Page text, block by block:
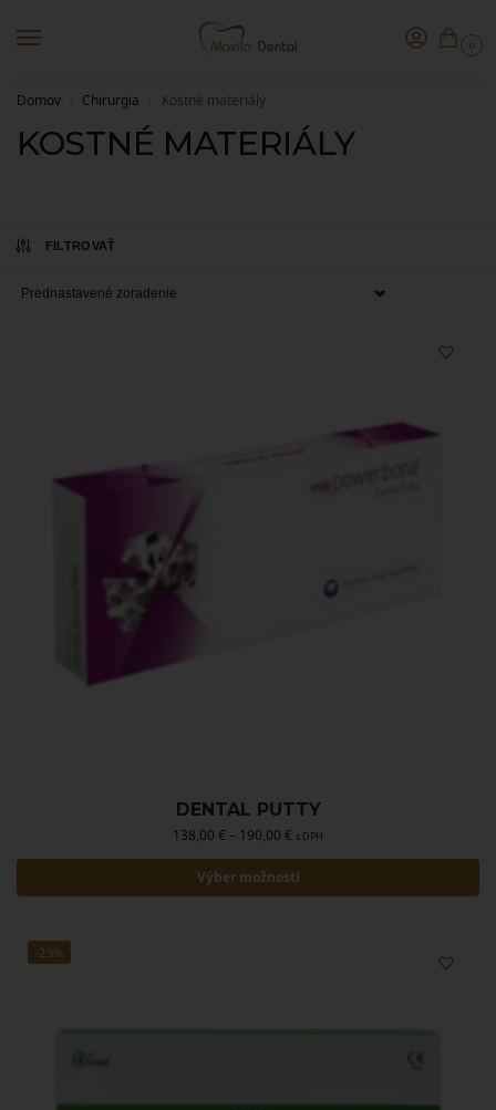
0
Domov Chirurgia Kostné materiály
KOSTNÉ MATERIÁLY
FILTROVAŤ
DENTAL PUTTY
138,00 € – 190,00 € s DPH
Výber možností
-29%